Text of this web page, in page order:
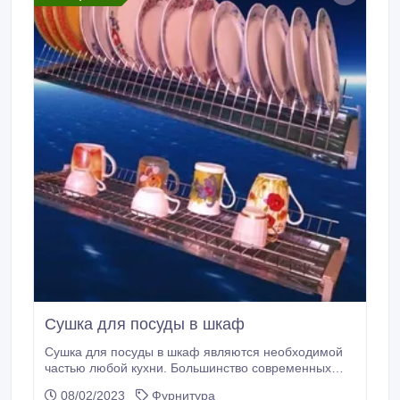
Сушка для посуды в шкаф
Сушка для посуды в шкаф являются необходимой
частью любой кухни. Большинство современных
08/02/2023
Фурнитура